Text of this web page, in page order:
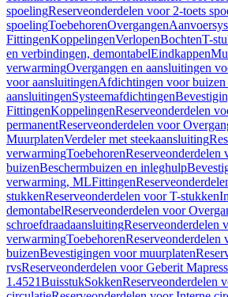
spoelingReserveonderdelen voor 2-toets
spoelingToebehorenOvergangen
FittingenKoppelingenVerlopenBochtenT-
en verbindingen, demontabelEindkappen
verwarmingOvergangen en aansluitingen
voor aansluitingenAfdichtingen voor buizen
aansluitingenSysteemafdichtingen
FittingenKoppelingenReserveonderdelen
permanentReserveonderdelen voor
MuurplatenVerdeler met steekaansluiting
verwarmingToebehorenReserveonderdelen
buizenBeschermbuizen en inleghulp
verwarming, MLFittingen
stukkenReserveonderdelen voor T-stukken
demontabelReserveonderdelen voor
schroefdraadaansluitingReserveonderdelen
verwarmingToebehorenReserveonderdelen
buizenBevestigingen voor muurplaten
rvsReserveonderdelen voor Geberit
1.4521BuisstukSokkenReserveonderdelen